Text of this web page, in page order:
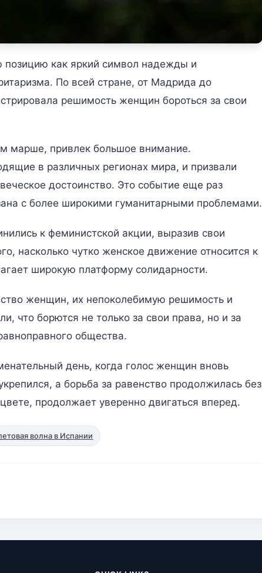
как яркий символ надежды и
По всей стране, от Мадрида до
решимость женщин бороться за свои
марше, привлек большое внимание.
в различных регионах мира, и призвали
достоинство. Это событие еще раз
с более широкими гуманитарными проблемами.
к феминистской акции, выразив свои
насколько чутко женское движение относится к
широкую платформу солидарности.
женщин, их непоколебимую решимость и
что борются не только за свои права, но и за
общества.
день, когда голос женщин вновь
а борьба за равенство продолжилась без
продолжает уверенно двигаться вперед.
волна в Испании